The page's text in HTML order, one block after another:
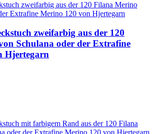
zweifarbig aus der 120
Schulana oder der Extrafine
Hjertegarn